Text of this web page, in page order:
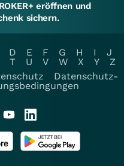
eröffnen und
sichern.
D E F G H I
J
T U V W X Y
Z
Datenschutz-